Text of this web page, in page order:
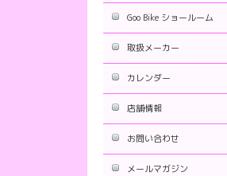
Goo Bike ショールーム
取扱メーカー
カレンダー
店舗情報
お問い合わせ
メールマガジン